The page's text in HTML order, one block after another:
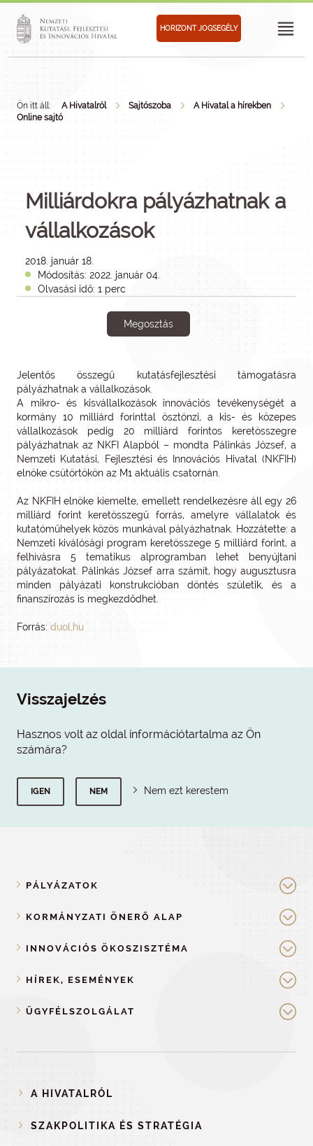
HORIZONT JOGSEGÉLY
Ön itt áll: A Hivatalról Sajtószoba
A Hivatal a hírekben
Online sajtó
Milliárdokra pályázhatnak a
vállalkozások
2018. január 18.
Módosítás: 2022. január 04.
Olvasási idő: 1 perc
Megosztás
Jelentős összegű kutatásfejlesztési támogatásra
pályázhatnak a vállalkozások.
A mikro- és kisvállalkozások innovációs tevékenységét a
kormány 10 milliárd forinttal ösztönzi, a kis- és közepes
vállalkozások pedig 20 milliárd forintos keretösszegre
pályázhatnak az NKFI Alapból – mondta Pálinkás József, a
Nemzeti Kutatási, Fejlesztési és Innovációs Hivatal (NKFIH)
elnöke csütörtökön az M1 aktuális csatornán.
Az NKFIH elnöke kiemelte, emellett rendelkezésre áll egy 26
milliárd forint keretösszegű forrás, amelyre vállalatok és
kutatóműhelyek közös munkával pályázhatnak. Hozzátette: a
Nemzeti kiválósági program keretösszege 5 milliárd forint, a
felhívásra 5 tematikus alprogramban lehet benyújtani
pályázatokat. Pálinkás József arra számít, hogy augusztusra
minden pályázati konstrukcióban döntés születik, és a
finanszírozás is megkezdődhet.
Forrás: duol.hu
Visszajelzés
Hasznos volt az oldal információtartalma az Ön
számára?
IGEN NEM Nem ezt kerestem
PÁLYÁZATOK
KORMÁNYZATI ÖNERŐ ALAP
INNOVÁCIÓS ÖKOSZISZTÉMA
HÍREK, ESEMÉNYEK
ÜGYFÉLSZOLGÁLAT
A HIVATALRÓL
SZAKPOLITIKA ÉS STRATÉGIA